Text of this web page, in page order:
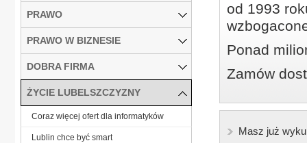
od 1993
Ponad
Zamów
Masz już
PRAWO
PRAWO W BIZNESIE
DOBRA FIRMA
ŻYCIE LUBELSZCZYZNY
Coraz więcej ofert dla informatyków
Lublin chce być smart